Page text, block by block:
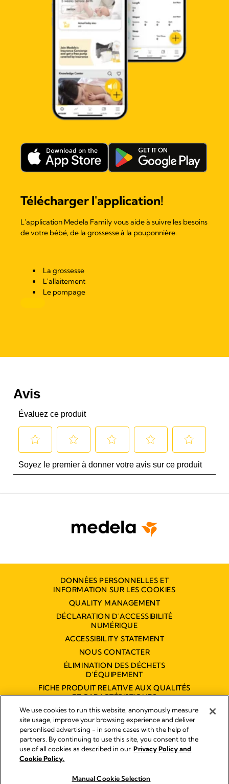
Envoyez nous un message
Télécharger l'application!
L'application Medela Family vous aide à suivre les besoins
de votre bébé, de la grossesse à la pouponnière.
La grossesse
L'allaitement
Le pompage
DONNÉES PERSONNELLES ET
INFORMATION SUR LES COOKIES
QUALITY MANAGEMENT
DÉCLARATION D'ACCESSIBILITÉ
NUMÉRIQUE
ACCESSIBILITY STATEMENT
NOUS CONTACTER
ÉLIMINATION DES DÉCHETS
D'ÉQUIPEMENT
FICHE PRODUIT RELATIVE AUX QUALITÉS
ET CARACTÉRISTIQUES
ENVIRONNEMENTALES
Empreinte
Legal Notice
We use cookies to run this website, anonymously measure
site usage, improve your browsing experience and deliver
personlised advertising - in some cases with the help of
partners. By continuing to use this site, you consent to the
use of all cookies as described in our Privacy Policy and
Cookie Policy.
Manual Cookie Selection